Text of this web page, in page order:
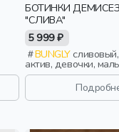
БОТИНКИ
"СЛИВА"
5 999 ₽
BUNGLYсливовый, россия,
актив, девочки,
дошкольники, дети